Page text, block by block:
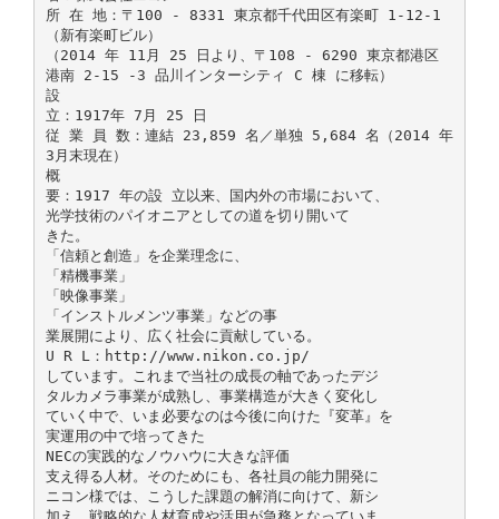
所 在 地：〒100 - 8331 東京都千代田区有楽町 1-12-1
（新有楽町ビル）
（2014 年 11月 25 日より、〒108 - 6290 東京都港区
港南 2-15 -3 品川インターシティ C 棟 に移転）
設
立：1917年 7月 25 日
従 業 員 数：連結 23,859 名／単独 5,684 名（2014 年
3月末現在）
概
要：1917 年の設 立以来、国内外の市場において、
光学技術のパイオニアとしての道を切り開いて
きた。
「信頼と創造」を企業理念に、
「精機事業」
「映像事業」
「インストルメンツ事業」などの事
業展開により、広く社会に貢献している。
U R L：http://www.nikon.co.jp/
しています。これまで当社の成長の軸であったデジ
タルカメラ事業が成熟し、事業構造が大きく変化し
ていく中で、いま必要なのは今後に向けた『変革』を
実運用の中で培ってきた
NECの実践的なノウハウに大きな評価
支え得る人材。そのためにも、各社員の能力開発に
ニコン様では、こうした課題の解消に向けて、新シ
加え、戦略的な人材育成や活用が急務となっていま